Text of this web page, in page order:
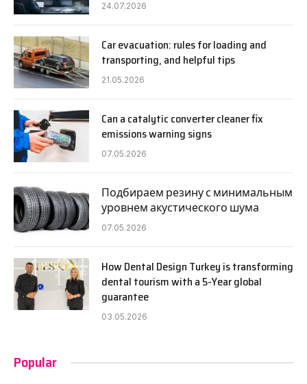
24.07.2026
Car evacuation: rules for loading and
transporting, and helpful tips
21.05.2026
Can a catalytic converter cleaner fix
emissions warning signs
07.05.2026
Подбираем резину с минимальным
уровнем акустического шума
07.05.2026
How Dental Design Turkey is transforming
dental tourism with a 5-Year global
guarantee
03.05.2026
Popular